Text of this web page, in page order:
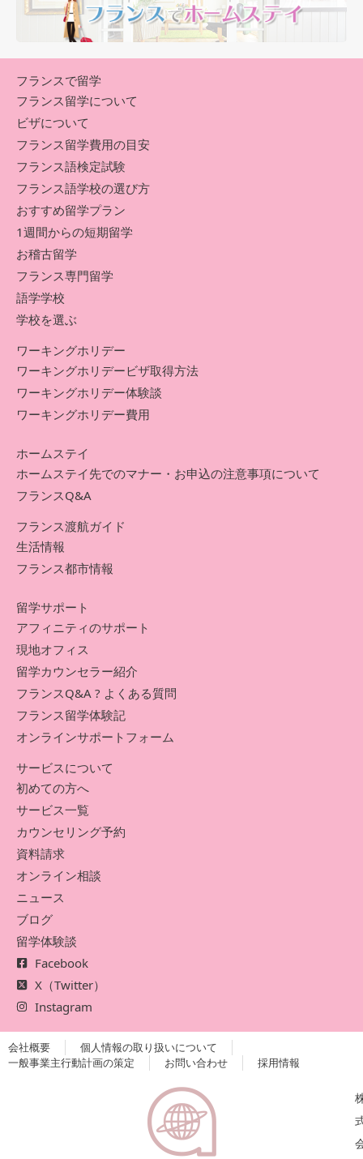
フランスで留学
フランス留学について
ビザについて
フランス留学費用の目安
フランス語検定試験
フランス語学校の選び方
おすすめ留学プラン
1週間からの短期留学
お稽古留学
フランス専門留学
語学学校
学校を選ぶ
ワーキングホリデー
ワーキングホリデービザ取得方法
ワーキングホリデー体験談
ワーキングホリデー費用
ホームステイ
ホームステイ先でのマナー・お申込の注意事項について
フランスQ&A
フランス渡航ガイド
生活情報
フランス都市情報
留学サポート
アフィニティのサポート
現地オフィス
留学カウンセラー紹介
フランスQ&A ? よくある質問
フランス留学体験記
オンラインサポートフォーム
サービスについて
初めての方へ
サービス一覧
カウンセリング予約
資料請求
オンライン相談
ニュース
ブログ
留学体験談
Facebook
X（Twitter）
Instagram
会社概要
個人情報の取り扱いについて
一般事業主行動計画の策定
お問い合わせ 採用情報